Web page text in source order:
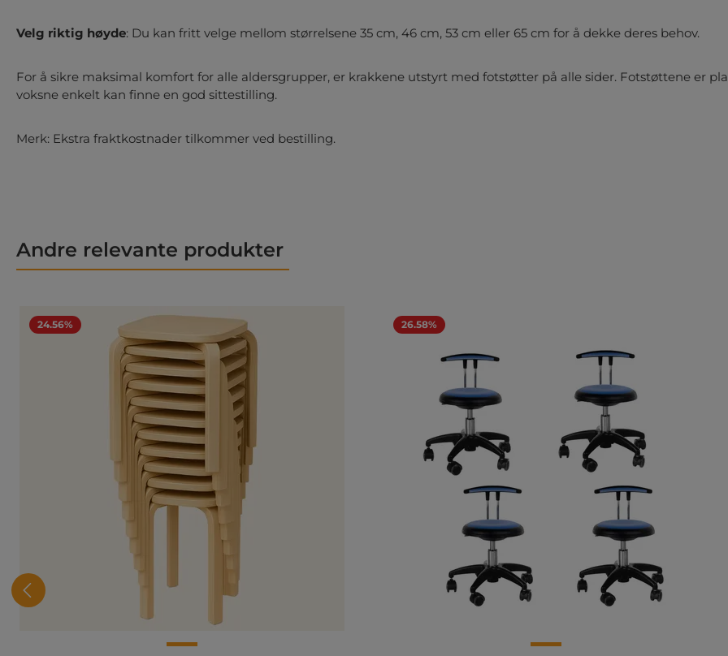
Velg riktig høyde: Du kan fritt velge mellom størrelsene 35 cm, 46 cm, 53 cm eller 65 cm for å dekke deres behov.
For å sikre maksimal komfort for alle aldersgrupper, er krakkene utstyrt med fotstøtter på alle sider. Fotstøttene er
voksne enkelt kan finne en god sittestilling.
Merk: Ekstra fraktkostnader tilkommer ved bestilling.
Andre relevante produkter
24.56% 26.58%